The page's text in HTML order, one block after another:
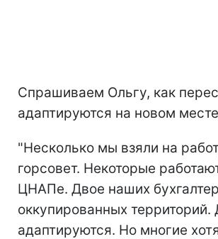
Спрашиваем Ольгу, как
адаптируются на новом
"Несколько мы взяли на
горсовет. Некоторые
ЦНАПе. Двое наших
оккупированных территорий.
адаптируются. Но многие